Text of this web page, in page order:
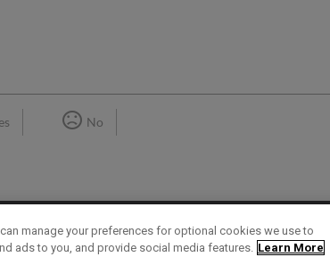
No
Us
manage your preferences for optional cookies we use to
ads to you, and provide social media features. Learn More